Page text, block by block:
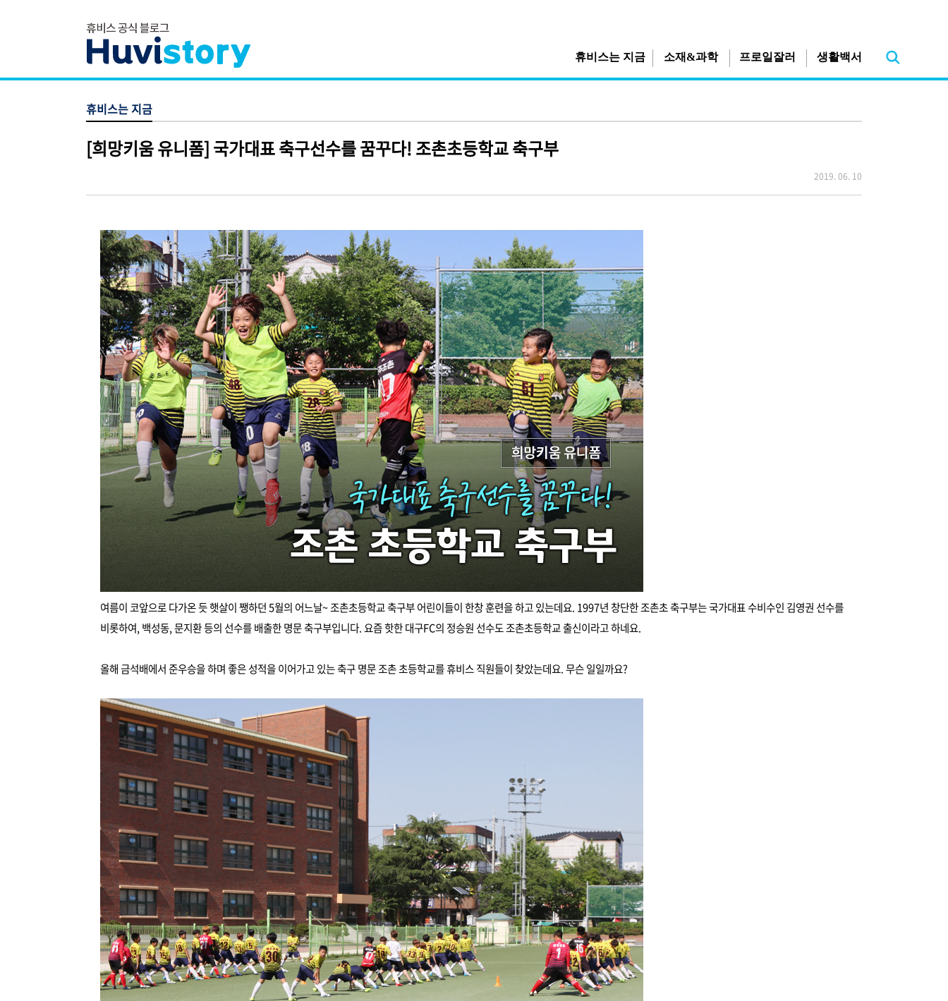
휴비스는 지금 소재&과학 프로일잘러 생활백서
휴비스는 지금
[희망키움 유니폼] 국가대표 축구선수를 꿈꾸다! 조촌초등학교 축구부
2019. 06. 10
여름이 코앞으로 다가온 듯 햇살이 쨍하던 5월의 어느날~ 조촌초등학교 축구부 어린이들이 한창 훈련을 하고 있는데요. 1997년 창단한 조촌초 축구부는 국가대표 수비수인 김영권 선수를
비롯하여, 백성동, 문지환 등의 선수를 배출한 명문 축구부입니다. 요즘 핫한 대구FC의 정승원 선수도 조촌초등학교 출신이라고 하네요.
올해 금석배에서 준우승을 하며 좋은 성적을 이어가고 있는 축구 명문 조촌 초등학교를 휴비스 직원들이 찾았는데요. 무슨 일일까요?